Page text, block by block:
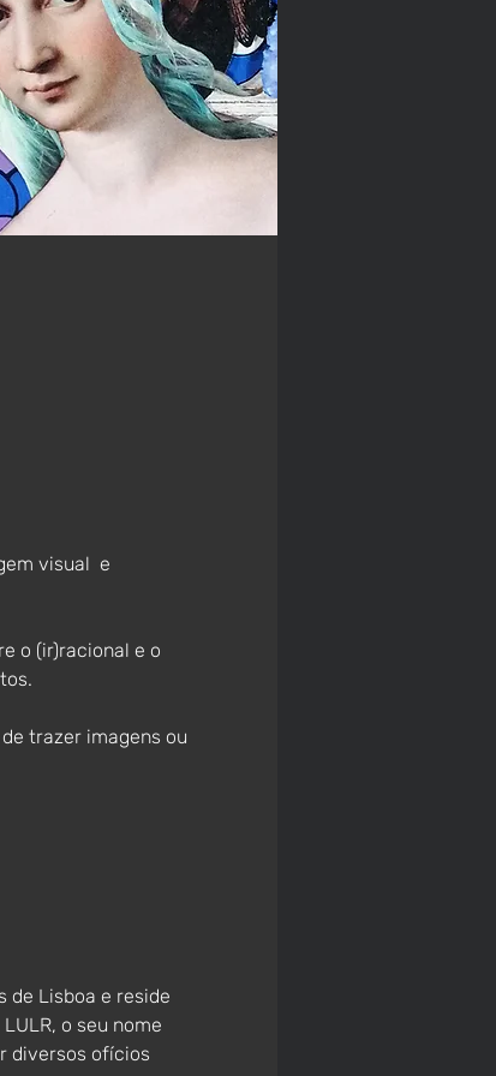
visual  e
o (ir)racional e o
trazer imagens ou
de Lisboa e reside
o seu nome
diversos ofícios